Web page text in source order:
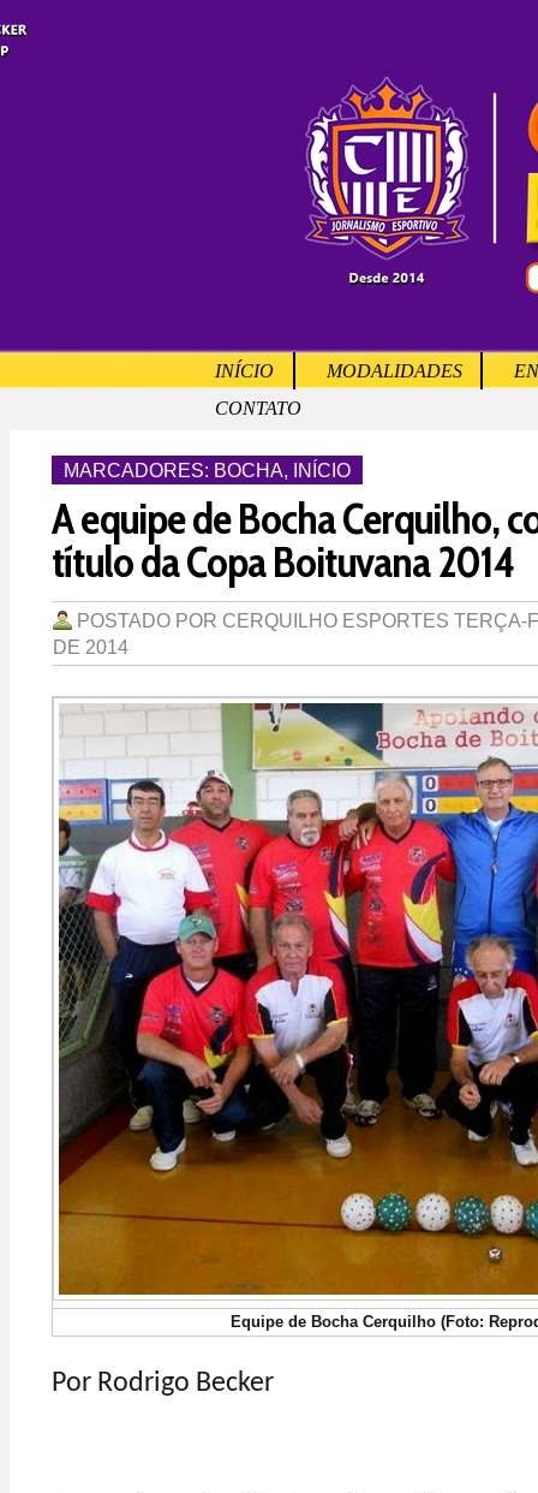
INÍCIO MODALIDADES
CONTATO
MARCADORES: BOCHA, INÍCIO
A equipe de Bocha Cerquilho,
título da Copa Boituvana 2014
POSTADO POR CERQUILHO ESPORTES TERÇA-
DE 2014
Equipe de Bocha Cerquilho (Foto:
Por Rodrigo Becker